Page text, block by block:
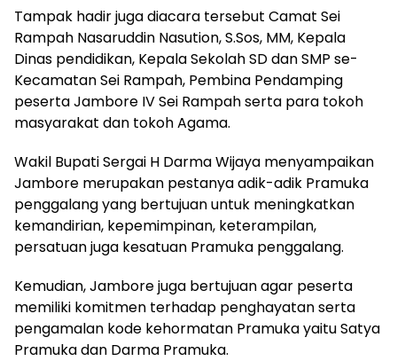
Tampak hadir juga diacara tersebut Camat Sei
Rampah Nasaruddin Nasution, S.Sos, MM, Kepala
Dinas pendidikan, Kepala Sekolah SD dan SMP se-
Kecamatan Sei Rampah, Pembina Pendamping
peserta Jambore IV Sei Rampah serta para tokoh
masyarakat dan tokoh Agama.
Wakil Bupati Sergai H Darma Wijaya menyampaikan
Jambore merupakan pestanya adik-adik Pramuka
penggalang yang bertujuan untuk meningkatkan
kemandirian, kepemimpinan, keterampilan,
persatuan juga kesatuan Pramuka penggalang.
Kemudian, Jambore juga bertujuan agar peserta
memiliki komitmen terhadap penghayatan serta
pengamalan kode kehormatan Pramuka yaitu Satya
Pramuka dan Darma Pramuka.